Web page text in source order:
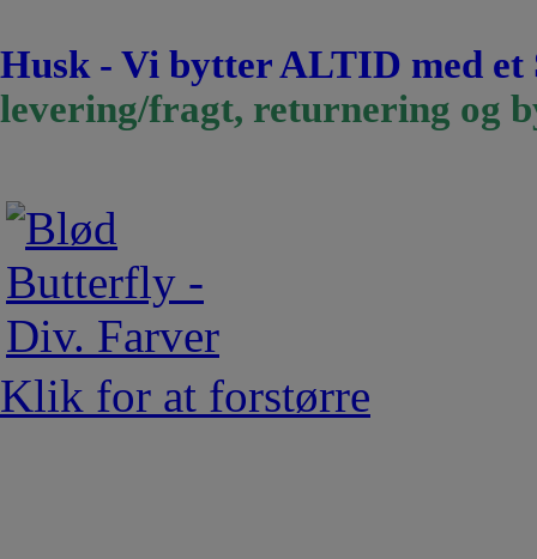
Husk - Vi bytter ALTID med
levering/fragt, returnering og
Klik for at forstørre